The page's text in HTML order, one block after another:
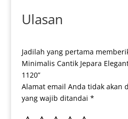
Ulasan
Jadilah yang pertama
Minimalis Cantik Jepara
1120”
Alamat email Anda tidak akan
yang wajib ditandai *